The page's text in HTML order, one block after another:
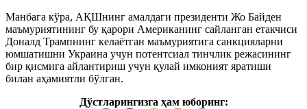
Манбага кўра, АҚШнинг амалдаги президенти Жо Байден
маъмуриятининг бу қарори Американинг сайланган етакчиси
Доналд Трампнинг келаётган маъмуриятига санкцияларни
юмшатишни Украина учун потентсиал тинчлик режасининг
бир қисмига айлантириш учун қулай имконият яратиши
билан аҳамиятли бўлган.
Дўстларингизга ҳам юборинг: